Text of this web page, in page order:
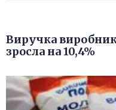
Виручка
зросла на 10,4%